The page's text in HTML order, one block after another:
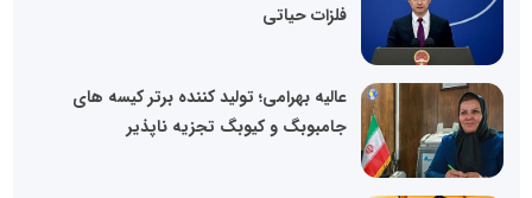
فلزات حیاتی
عالیه بهرامی؛ تولید کننده برتر کیسه های
جامبوبگ و کیوبگ تجزیه ناپذیر